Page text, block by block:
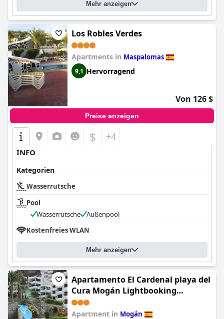
Mehr anzeigen
Los Robles Verdes
Apartments in Maspalomas
9,1 Hervorragend
Von 126 $
Preise anzeigen
$ +4
INFO
Kategorien
Wasserrutsche
Pool
Wasserrutsche
Außenpool
Kostenfreies WLAN
Mehr anzeigen
Apartamento El Cardenal playa del
Cura Mogán Lightbooking
(GuestReady - Apartamento El
Cardenal playa de Cura Mogán)
Apartment in Mogán